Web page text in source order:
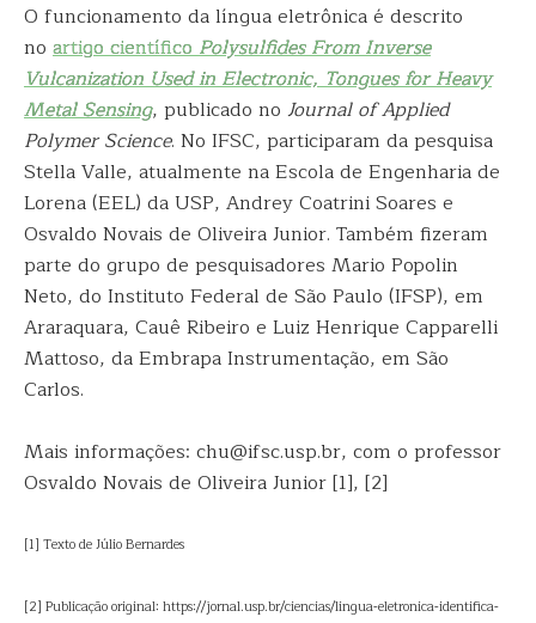
O funcionamento da língua eletrônica é descrito
no artigo científicoPolysulfides From Inverse
Vulcanization Used in Electronic, Tongues for Heavy
Metal Sensing, publicado no Journal of Applied
Polymer Science. No IFSC, participaram da pesquisa
Stella Valle, atualmente na Escola de Engenharia de
Lorena (EEL) da USP, Andrey Coatrini Soares e
Osvaldo Novais de Oliveira Junior. Também fizeram
parte do grupo de pesquisadores Mario Popolin
Neto, do Instituto Federal de São Paulo (IFSP), em
Araraquara, Cauê Ribeiro e Luiz Henrique Capparelli
Mattoso, da Embrapa Instrumentação, em São
Carlos.
Mais informações: chu@ifsc.usp.br, com o professor
Osvaldo Novais de Oliveira Junior [1], [2]
[1] Texto de Júlio Bernardes
[2] Publicação original: https://jornal.usp.br/ciencias/lingua-eletronica-identifica-